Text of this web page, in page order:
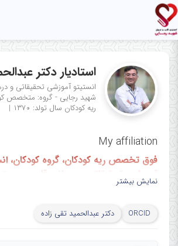
استادیار دکتر
انستیتو آموزشی تحقیقاتی و
شهید رجایی - گروه: متخصص
ریه کودکان سال تولد: ۱۳۷۰ |
My affiliation
فوق تخصص ریه کودکان، گروه کودکان،
آموزشی، تحقیقاتی و درمانی قلب و عروق
تهران، ایران
department of
cardiovascular, medical and
نمایش بیشتر
ORCID دکتر عبدالحمید تقی زاده